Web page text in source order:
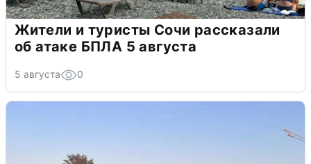
Жители и туристы Сочи рассказали
об атаке БПЛА 5 августа
5 августа 0